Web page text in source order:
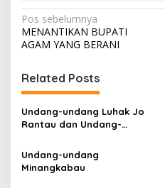
N
a
i
g
a
i
Pos sebelumnya
MENANTIKAN BUPATI
AGAM YANG BERANI
Related Posts
Undang-undang Luhak Jo
Rantau dan Undang-
Undang-undang
Minangkabau